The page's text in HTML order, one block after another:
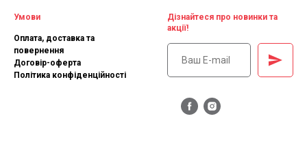
Умови
Оплата, доставка та
повернення
Договір-оферта
Політика конфіденційності
Дізнайтеся про новинки та
акції!